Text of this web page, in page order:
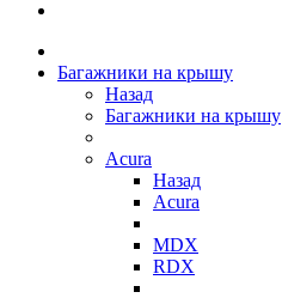
Багажники на крышу
Назад
Багажники на крышу
Acura
Назад
Acura
MDX
RDX